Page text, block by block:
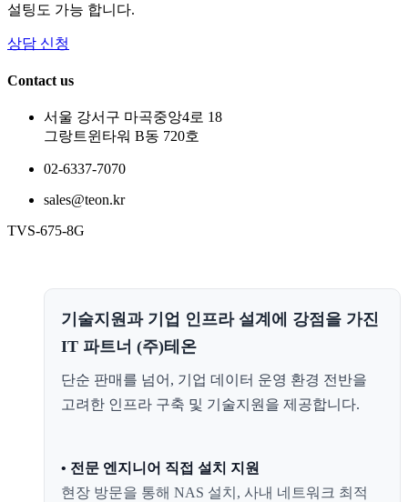
설팅도 가능 합니다.
상담 신청
Contact us
서울 강서구 마곡중앙4로 18
그랑트윈타워 B동 720호
02-6337-7070
sales@teon.kr
TVS-675-8G
기술지원과 기업 인프라 설계에 강점을 가진
IT 파트너 (주)테온
단순 판매를 넘어, 기업 데이터 운영 환경 전반을
고려한 인프라 구축 및 기술지원을 제공합니다.
• 전문 엔지니어 직접 설치 지원
현장 방문을 통해 NAS 설치, 사내 네트워크 최적